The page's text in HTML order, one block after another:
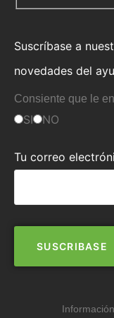
Suscríbase a
novedades del
Consiente que le
SI NO
Tu correo